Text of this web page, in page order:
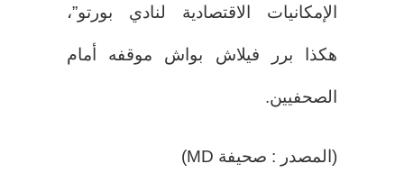
الإمكانيات الاقتصادية لنادي بورتو”،
هكذا برر فيلاش بواش موقفه أمام
الصحفيين.
(المصدر : صحيفة MD)